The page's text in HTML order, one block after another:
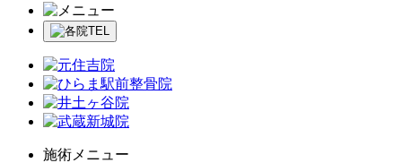
施術メニュー